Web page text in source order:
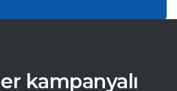
kampanyalı